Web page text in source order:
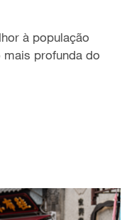
à população
mais profunda do